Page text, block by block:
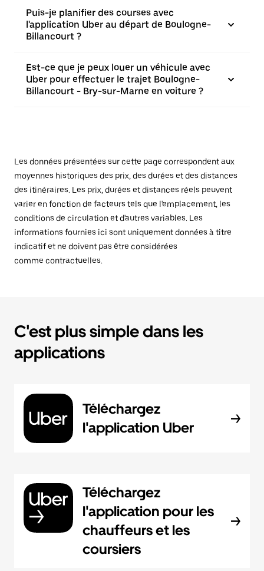
Puis-je planifier des courses avec
l'application Uber au départ de Boulogne-
Billancourt ?
Est-ce que je peux louer un véhicule avec
Uber pour effectuer le trajet Boulogne-
Billancourt - Bry-sur-Marne en voiture ?
Les données présentées sur cette page correspondent aux
moyennes historiques des prix, des durées et des distances
des itinéraires. Les prix, durées et distances réels peuvent
varier en fonction de facteurs tels que l'emplacement, les
conditions de circulation et d'autres variables. Les
informations fournies ici sont uniquement données à titre
indicatif et ne doivent pas être considérées
comme contractuelles.
C'est plus simple dans les
applications
Téléchargez
l'application Uber
Téléchargez
l'application pour les
chauffeurs et les
coursiers